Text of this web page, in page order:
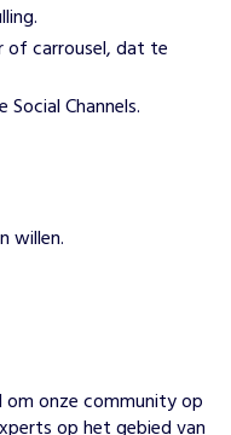
of carrousel, dat te
Channels.
willen.
onze community op
op het gebied van